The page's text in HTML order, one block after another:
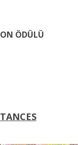
ÖDÜLÜ